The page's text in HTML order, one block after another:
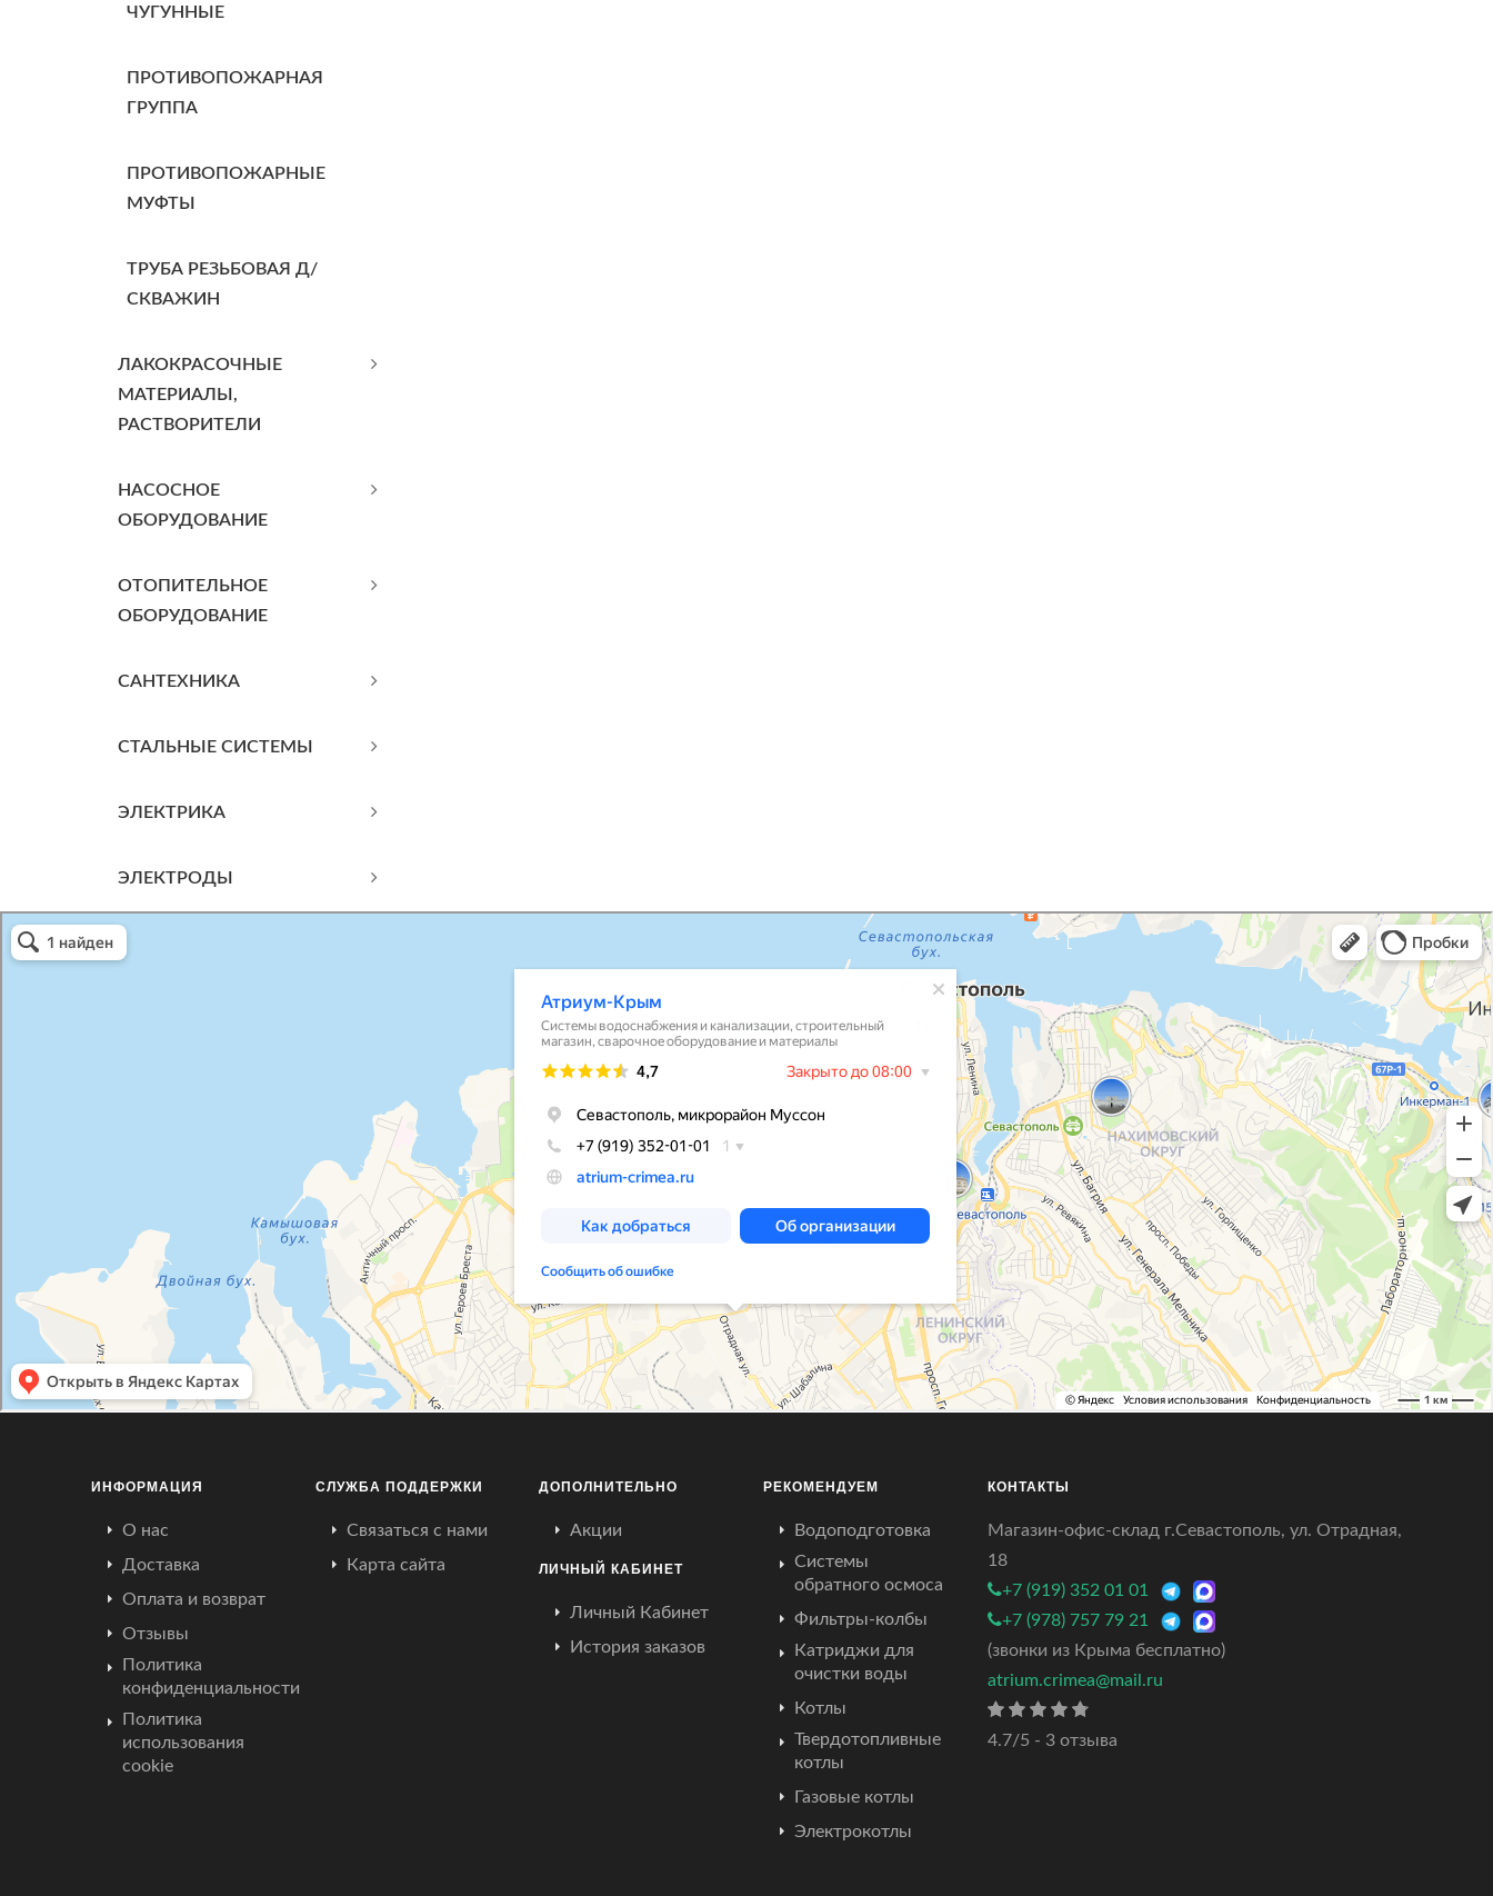
ЧУГУННЫЕ
ПРОТИВОПОЖАРНАЯ
ГРУППА
ПРОТИВОПОЖАРНЫЕ
МУФТЫ
ТРУБА РЕЗЬБОВАЯ Д/
СКВАЖИН
ЛАКОКРАСОЧНЫЕ
МАТЕРИАЛЫ,
РАСТВОРИТЕЛИ
НАСОСНОЕ
ОБОРУДОВАНИЕ
ОТОПИТЕЛЬНОЕ
ОБОРУДОВАНИЕ
САНТЕХНИКА
СТАЛЬНЫЕ СИСТЕМЫ
ЭЛЕКТРИКА
ЭЛЕКТРОДЫ
Атриум-Крым
Системы водоснабжения, отопления, канализации в Севастополе
Снабжение строительных объектов в Севастополе
ИНФОРМАЦИЯ
О нас
Доставка
Оплата и возврат
Отзывы
Политика
конфиденциальности
Политика
использования
cookie
СЛУЖБА ПОДДЕРЖКИ
Связаться с нами
Карта сайта
ДОПОЛНИТЕЛЬНО
Акции
ЛИЧНЫЙ КАБИНЕТ
Личный Кабинет
История заказов
РЕКОМЕНДУЕМ
Водоподготовка
Системы
обратного осмоса
Фильтры-колбы
Катриджи для
очистки воды
Котлы
Твердотопливные
котлы
Газовые котлы
Электрокотлы
КОНТАКТЫ
Магазин-офис-склад г.Севастополь, ул. Отрадная,
18
+7 (919) 352 01 01
+7 (978) 757 79 21
(звонки из Крыма бесплатно)
atrium.crimea@mail.ru
4.7/5 - 3 отзыва